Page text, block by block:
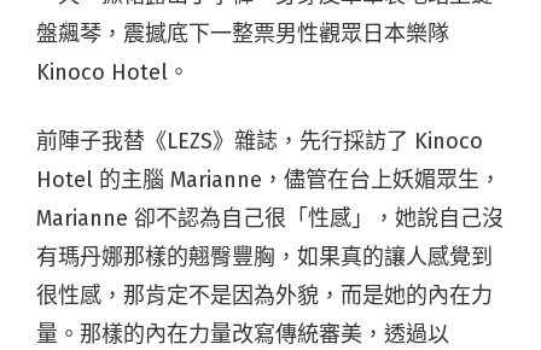
盤飆琴，震撼底下一整票男性觀眾日本樂隊
Kinoco Hotel。
前陣子我替《LEZS》雜誌，先行採訪了 Kinoco
Hotel 的主腦 Marianne，儘管在台上妖媚眾生，
Marianne 卻不認為自己很「性感」，她說自己沒
有瑪丹娜那樣的翹臀豐胸，如果真的讓人感覺到
很性感，那肯定不是因為外貌，而是她的內在力
量。那樣的內在力量改寫傳統審美，透過以